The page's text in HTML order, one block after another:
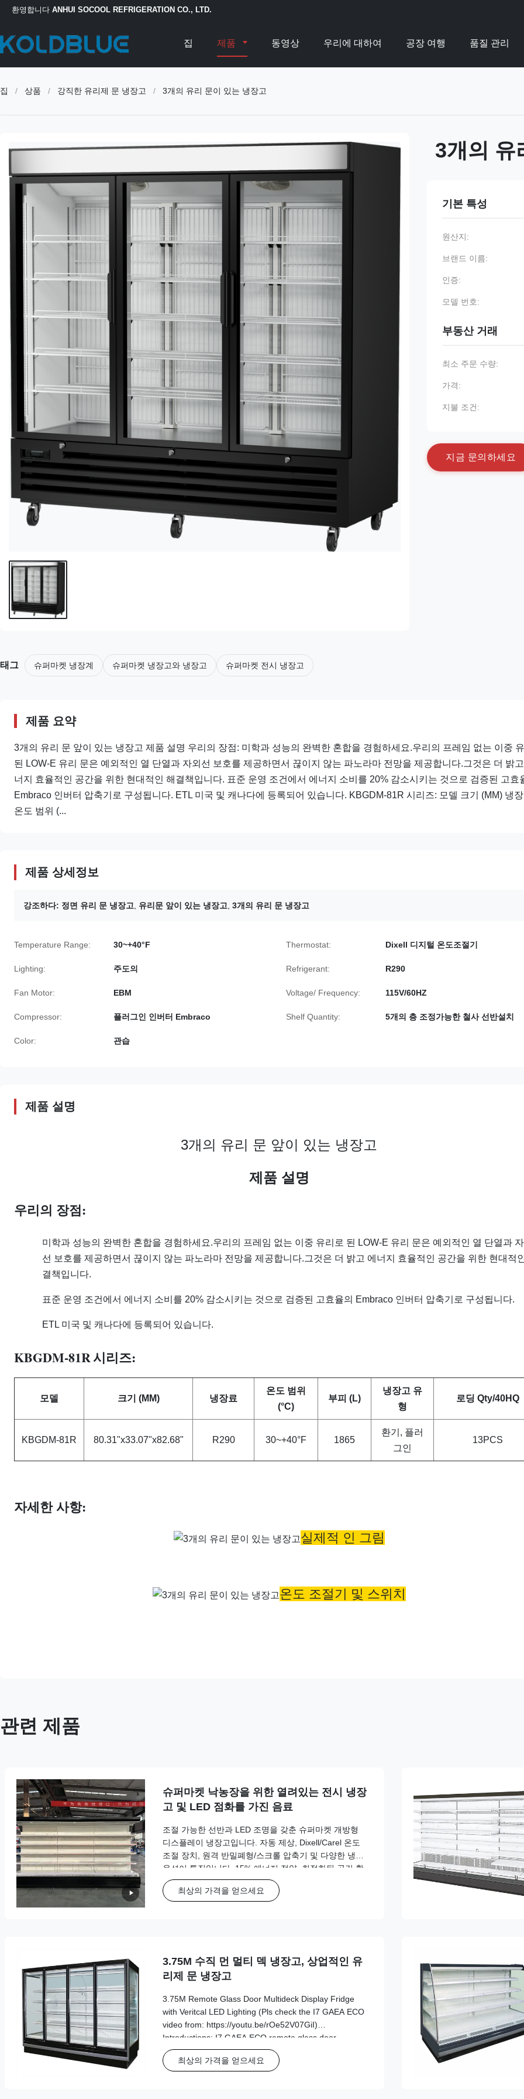
환영합니다 ANHUI SOCOOL REFRIGERATION CO., LTD.
집 제품 동영상 우리에 대하여 공장 여행 품질 관리
집 / 상품 / 강직한 유리제 문 냉장고 / 3개의 유리 문이 있는 냉장고
3개의 유
기본 특성
원산지:
브랜드 이름:
인증:
모델 번호:
부동산 거래
최소 주문 수량:
가격:
지불 조건:
지 금 문의 하세 요
태그 슈퍼마켓 냉장계 슈퍼마켓 냉장고와 냉장고 슈퍼마켓 전시 냉장고
제품 요약
3개의 유리 문 앞이 있는 냉장고 제품 설명 우리의 장점: 미학과 성능의 완벽한 혼합을 경험하세요.우리의 프레임 없는 이중
된 LOW-E 유리 문은 예외적인 열 단열과 자외선 보호를 제공하면서 끊이지 않는 파노라마 전망을 제공합니다.그것은 더 밝고
너지 효율적인 공간을 위한 현대적인 해결책입니다. 표준 운영 조건에서 에너지 소비를 20% 감소시키는 것으로 검증된 고효
Embraco 인버터 압축기로 구성됩니다. ETL 미국 및 캐나다에 등록되어 있습니다. KBGDM-81R 시리즈: 모델 크기 (MM) 냉
온도 범위 (...
제품 상세정보
강조하다: 정면 유리 문 냉장고 유리문 앞이 있는 냉장고 3개의 유리 문 냉장고
Temperature Range: 30~+40°F Thermostat: Dixell 디지털 온도조절기
Lighting: 주도의 Refrigerant: R290
Fan Motor: EBM Voltage/ Frequency: 115V/60HZ
Compressor: 플러그인 인버터 Embraco Shelf Quantity: 5개의 층 조정가능한 철사 선반설치
Color: 관습
제품 설명
3개의 유리 문 앞이 있는 냉장고
제품 설명
우리의 장점:
미학과 성능의 완벽한 혼합을 경험하세요.우리의 프레임 없는 이중 유리로 된 LOW-E 유리 문은 예외적인 열 단열과 자
선 보호를 제공하면서 끊이지 않는 파노라마 전망을 제공합니다.그것은 더 밝고 에너지 효율적인 공간을 위한 현대적
결책입니다.
표준 운영 조건에서 에너지 소비를 20% 감소시키는 것으로 검증된 고효율의 Embraco 인버터 압축기로 구성됩니다.
ETL 미국 및 캐나다에 등록되어 있습니다.
KBGDM-81R시리즈:
모델 크기 (MM) 냉장료
온도 범위
(°C)
부피 (L)
냉장고 유
형
로딩 Qty/40HQ
KBGDM-81R 80.31"x33.07"x82.68" R290 30~+40°F 1865
환기, 플러
그인
13PCS
자세한 사항:
실제적 인 그림
온도 조절기 및 스위치
관련 제품
슈퍼마켓 낙농장을 위한 열려있는 전시 냉장
고 및 LED 점화를 가진 음료
조절 가능한 선반과 LED 조명을 갖춘 슈퍼마켓 개방형
디스플레이 냉장고입니다. 자동 제상, Dixell/Carel 온도
조절 장치, 원격 반밀폐형/스크롤 압축기 및 다양한 냉매
옵션이 특징입니다. 15% 에너지 절약, 최적화된 공간 활
용 및 맞춤형 색상 선택을 제공합니다.
최상의 가격을 얻으세요
3.75M 수직 먼 멀티 덱 냉장고, 상업적인 유
리제 문 냉장고
3.75M Remote Glass Door Multideck Display Fridge
with Veritcal LED Lighting (Pls check the I7 GAEA ECO
video from: https://youtu.be/rOe52V07GiI)
Introductions: I7 GAEA ECO remote glass door
multideck display fridge is ideal to be used for beer
display, dairy products chilled cabinet and as chiller ...
최상의 가격을 얻으세요